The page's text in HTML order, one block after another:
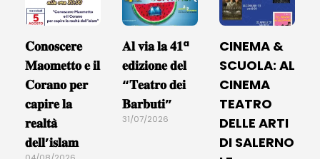
𝐂𝐨𝐧𝐨𝐬𝐜𝐞𝐫𝐞
𝐌𝐚𝐨𝐦𝐞𝐭𝐭𝐨 𝐞 𝐢𝐥
𝐂𝐨𝐫𝐚𝐧𝐨 𝐩𝐞𝐫
𝐜𝐚𝐩𝐢𝐫𝐞 𝐥𝐚
𝐫𝐞𝐚𝐥𝐭𝐚̀
𝐝𝐞𝐥𝐥’𝐢𝐬𝐥𝐚𝐦
𝐀𝐥 𝐯𝐢𝐚 𝐥𝐚 𝟒𝟏ª
𝐞𝐝𝐢𝐳𝐢𝐨𝐧𝐞 𝐝𝐞𝐥
“𝐓𝐞𝐚𝐭𝐫𝐨 𝐝𝐞𝐢
𝐁𝐚𝐫𝐛𝐮𝐭𝐢”
31/07/2026
CINEMA &
SCUOLA: AL
CINEMA
TEATRO
DELLE ARTI
DI SALERNO